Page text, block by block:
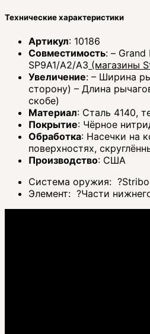
Технические характеристики
Артикул: 10186
Совместимость: –
SP9A1/A2/A3 (магазины
Увеличение: – Ширина
сторону) – Длина
скобе)
Материал: Сталь 4140,
Покрытие: Чёрное
Обработка: Насечки на
поверхностях,
Производство: США
Система оружия: ?
Элемент: ?Части